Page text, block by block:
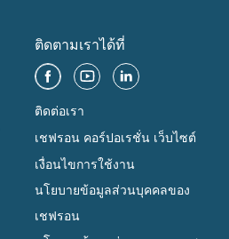
ติดตามเราได้ที่
ติดต่อเรา
เชฟรอน คอร์ปอเรชั่น เว็บไซต์
เงื่อนไขการใช้งาน
นโยบายข้อมูลส่วนบุคคลของ
เชฟรอน